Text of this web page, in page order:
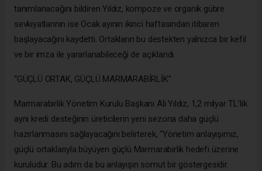
tanımlanacağını bildiren Yıldız, kompoze ve organik gübre
sevkiyatlarının ise Ocak ayının ikinci haftasından itibaren
başlayacağını kaydetti. Ortakların bu destekten yalnızca bir kefil
ve bir imza ile yararlanabileceği de açıklandı.
“GÜÇLÜ ORTAK, GÜÇLÜ MARMARABİRLİK”
Marmarabirlik Yönetim Kurulu Başkanı Ali Yıldız, 1,2 milyar TL’lik
ayni kredi desteğinin üreticilerin yeni sezona daha güçlü
hazırlanmasını sağlayacağını belirterek, “Yönetim anlayışımız,
güçlü ortaklarıyla büyüyen güçlü Marmarabirlik hedefi üzerine
kuruludur. Bu adım da bu anlayışın somut bir göstergesidir.